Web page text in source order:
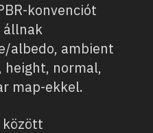
konvenciót
állnak
albedo, ambient
height, normal,
map-ekkel.
között